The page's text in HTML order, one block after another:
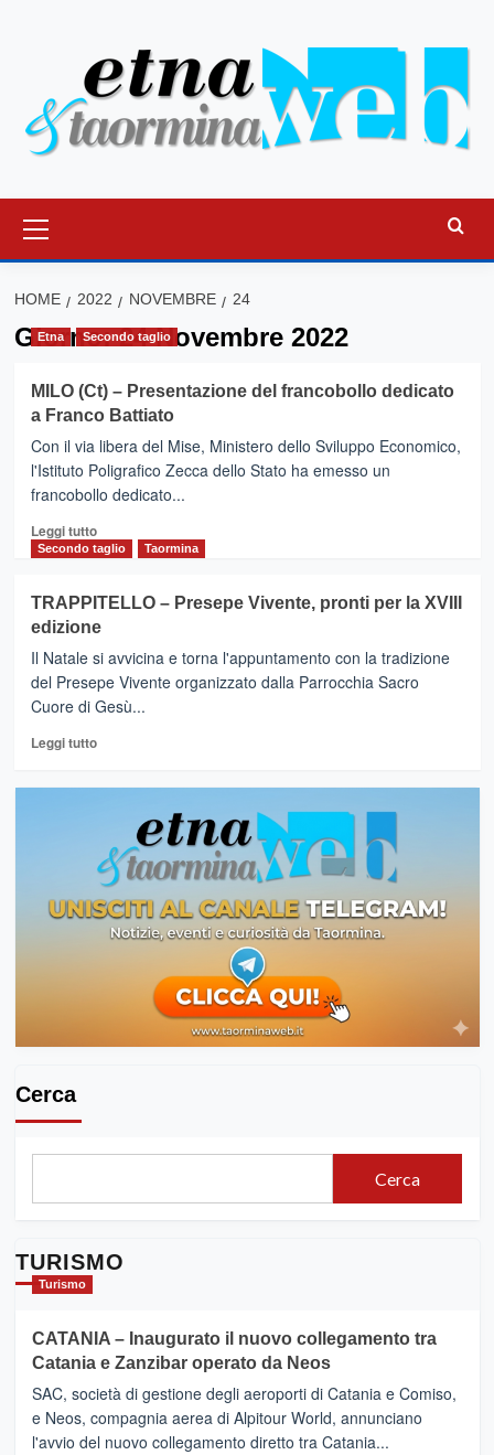
principale
HOME 2022 NOVEMBRE 24
Giorno:24 Novembre 2022
Etna Secondo taglio
MILO (Ct) – Presentazione del francobollo dedicato
a Franco Battiato
Con il via libera del Mise, Ministero dello Sviluppo Economico,
l'Istituto Poligrafico Zecca dello Stato ha emesso un
francobollo dedicato...
Leggi tuttoLeggi
di
MILO
(Ct)
–
Presentazione
del
francobollo
dedicato
Secondo taglio Taormina
TRAPPITELLO – Presepe Vivente, pronti per la XVIII
edizione
Il Natale si avvicina e torna l'appuntamento con la tradizione
del Presepe Vivente organizzato dalla Parrocchia Sacro
Cuore di Gesù...
Leggi tuttoLeggi
TRAPPITELLO
Presepe
Vivente,
pronti
per
Cerca
Cerca
TURISMO
Turismo
CATANIA – Inaugurato il nuovo collegamento tra
Catania e Zanzibar operato da Neos
SAC, società di gestione degli aeroporti di Catania e Comiso,
e Neos, compagnia aerea di Alpitour World, annunciano
l'avvio del nuovo collegamento diretto tra Catania...